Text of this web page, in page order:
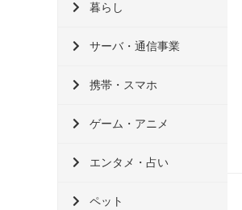
暮らし
サーバ・通信事業
携帯・スマホ
ゲーム・アニメ
エンタメ・占い
ペット